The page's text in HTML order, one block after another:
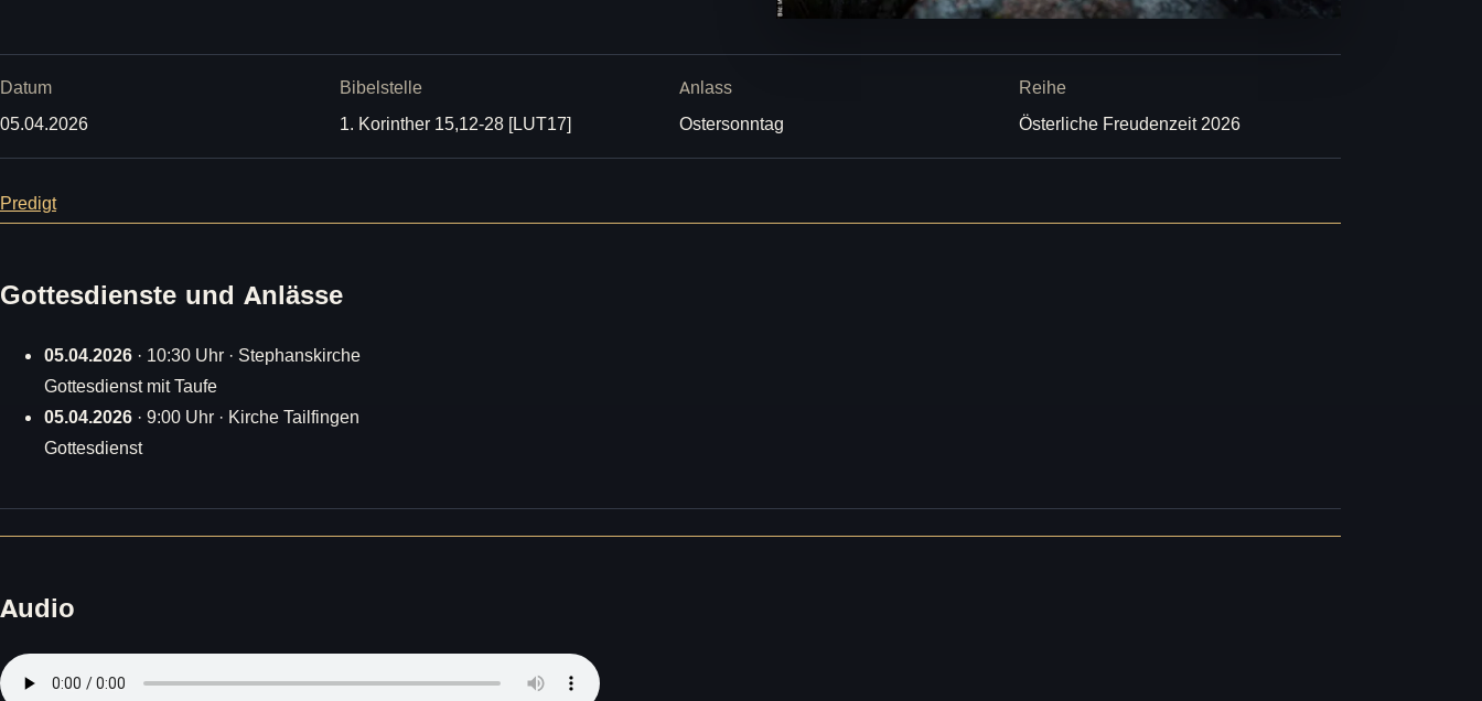
Datum
05.04.2026
Bibelstelle
1. Korinther 15,12-28 [LUT17]
Anlass
Ostersonntag
Reihe
Österliche Freudenzeit 2026
Predigt
Gottesdienste und Anlässe
05.04.2026 · 10:30 Uhr · Stephanskirche
Gottesdienst mit Taufe
05.04.2026 · 9:00 Uhr · Kirche Tailfingen
Gottesdienst
Audio